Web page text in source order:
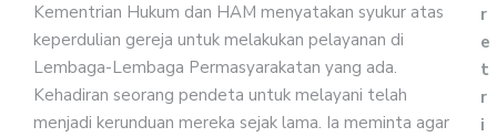
Kementrian Hukum dan HAM menyatakan syukur atas
keperdulian gereja untuk melakukan pelayanan di
Lembaga-Lembaga Permasyarakatan yang ada.
Kehadiran seorang pendeta untuk melayani telah
menjadi kerunduan mereka sejak lama. Ia meminta agar
r
e
t
r
i